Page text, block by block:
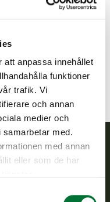
att anpassa innehållet
funktioner
trafik. Vi
och annan
medier och
med.
med annan
eller som de har